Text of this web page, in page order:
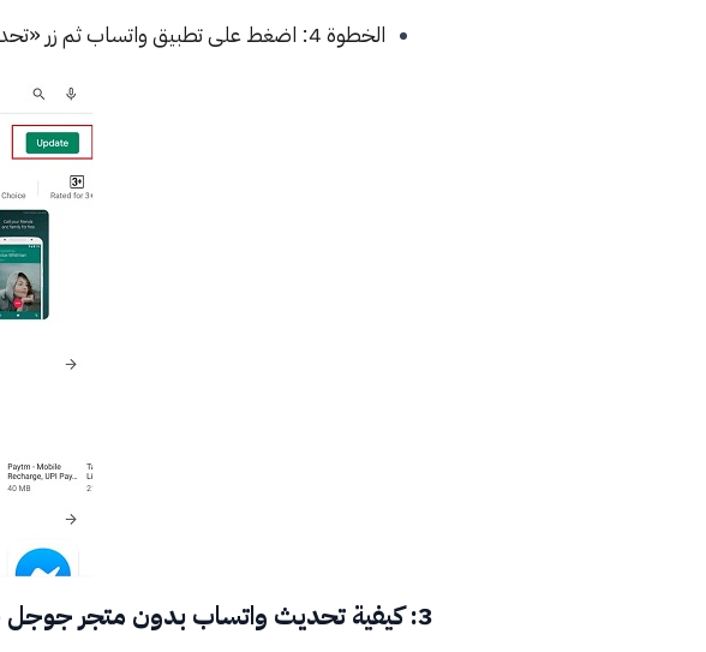
الخطوة 4: اضغط على تطبيق واتساب ثم زر «تحديث».
3: كيفية تحديث واتساب بدون متجر جوجل بلاي